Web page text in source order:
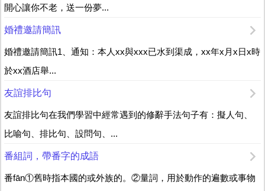
開心讓你不老，送一份夢...
婚禮邀請簡訊
婚禮邀請簡訊1、通知：本人xx與xxx已水到渠成，xx年x月x日x時
於xx酒店舉...
友誼排比句
友誼排比句在我們學習中經常遇到的修辭手法句子有：擬人句、
比喻句、排比句、設問句、...
番組詞，帶番字的成語
番fān①舊時指本國的或外族的。②量詞，用於動作的遍數或事物